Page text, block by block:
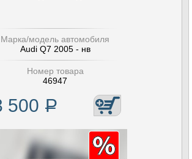
Марка/модель автомобиля
Audi Q7 2005 - нв
Номер товара
46947
500 Р